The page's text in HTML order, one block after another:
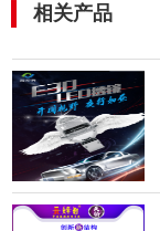
相关产品